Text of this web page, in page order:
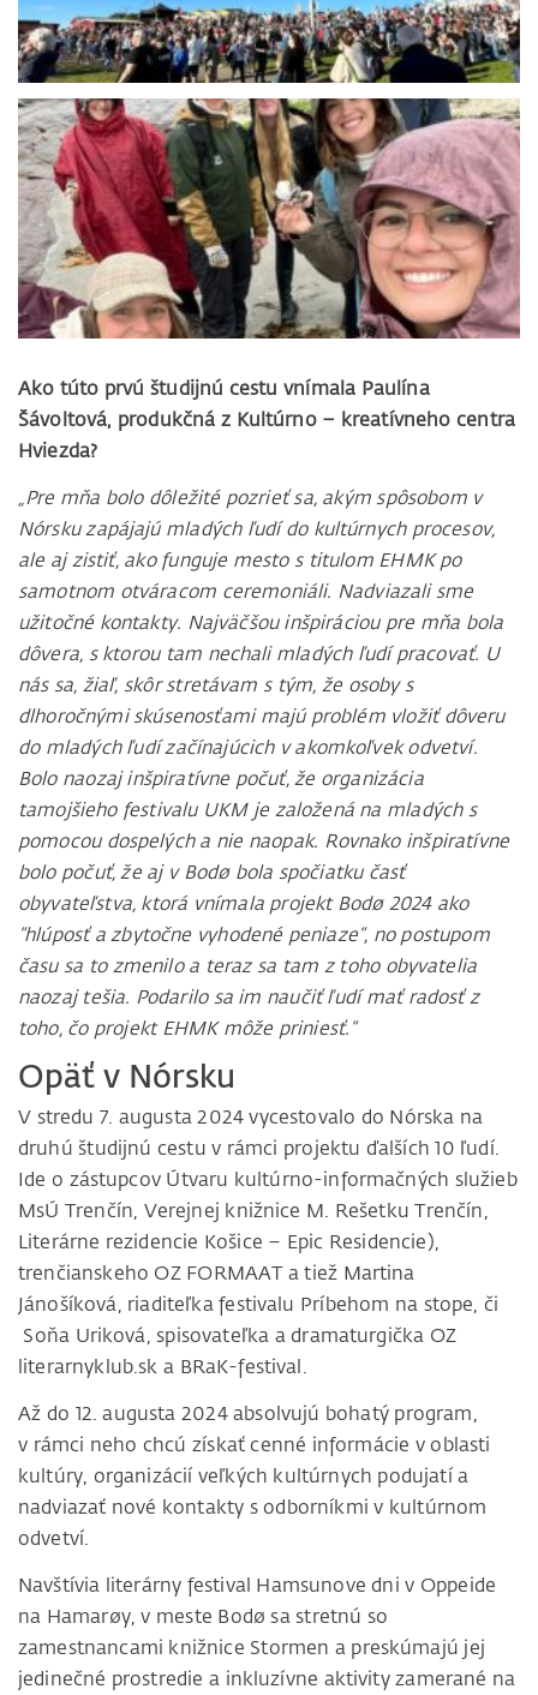
Ako túto prvú študijnú cestu vnímala Paulína
Šávoltová, produkčná z Kultúrno – kreatívneho centra
Hviezda?
„Pre mňa bolo dôležité pozrieť sa, akým spôsobom v
Nórsku zapájajú mladých ľudí do kultúrnych procesov,
ale aj zistiť, ako funguje mesto s titulom EHMK po
samotnom otváracom ceremoniáli. Nadviazali sme
užitočné kontakty. Najväčšou inšpiráciou pre mňa bola
dôvera, s ktorou tam nechali mladých ľudí pracovať. U
nás sa, žiaľ, skôr stretávam s tým, že osoby s
dlhoročnými skúsenosťami majú problém vložiť dôveru
do mladých ľudí začínajúcich v akomkoľvek odvetví.
Bolo naozaj inšpiratívne počuť, že organizácia
tamojšieho festivalu UKM je založená na mladých s
pomocou dospelých a nie naopak. Rovnako inšpiratívne
bolo počuť, že aj v Bodø bola spočiatku časť
obyvateľstva, ktorá vnímala projekt Bodø 2024 ako
“hlúposť a zbytočne vyhodené peniaze“, no postupom
času sa to zmenilo a teraz sa tam z toho obyvatelia
naozaj tešia. Podarilo sa im naučiť ľudí mať radosť z
toho, čo projekt EHMK môže priniesť.“
Opäť v Nórsku
V stredu 7. augusta 2024 vycestovalo do Nórska na
druhú študijnú cestu v rámci projektu ďalších 10 ľudí.
Ide o zástupcov Útvaru kultúrno-informačných služieb
MsÚ Trenčín, Verejnej knižnice M. Rešetku Trenčín,
Literárne rezidencie Košice – Epic Residencie),
trenčianskeho OZ FORMAAT a tiež Martina
Jánošíková, riaditeľka festivalu Príbehom na stope, či
Soňa Uriková, spisovateľka a dramaturgička OZ
literarnyklub.sk a BRaK-festival.
Až do 12. augusta 2024 absolvujú bohatý program,
v rámci neho chcú získať cenné informácie v oblasti
kultúry, organizácií veľkých kultúrnych podujatí a
nadviazať nové kontakty s odborníkmi v kultúrnom
odvetví.
Navštívia literárny festival Hamsunove dni v Oppeide
na Hamarøy, v meste Bodø sa stretnú so
zamestnancami knižnice Stormen a preskúmajú jej
jedinečné prostredie a inkluzívne aktivity zamerané na